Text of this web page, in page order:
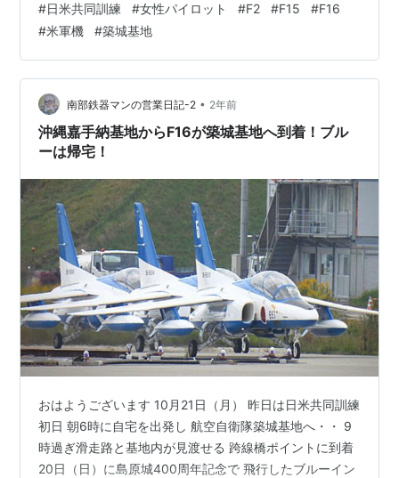
凄い人が写せました！ 頑張ってくださいね！ 昨日は「晴
天」の天気予報で 築城に2日連続遠征！ 8時45分頃に漁
港スポットに着くと 駐車場は満車 原チャリはOnly
One！ 各所の撮影スポットは満員 カメラマン大集結！ ジ
ジイは波止の突端で撮影！ 10時過 早朝に発…
#日米共同訓練 #女性パイロット #F2 #F15 #F16
#米軍機 #築城基地
南部鉄器マンの営業日記-2 • 2年前
沖縄嘉手納基地からF16が築城基地へ到着！ブル
ーは帰宅！
おはようございます 10月21日（月） 昨日は日米共同訓練
初日 朝6時に自宅を出発し 航空自衛隊築城基地へ・・ 9
時過ぎ滑走路と基地内が見渡せる 跨線橋ポイントに到着
20日（日）に島原城400周年記念で 飛行したブルーイン